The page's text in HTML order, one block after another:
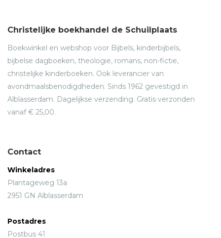
Christelijke boekhandel de Schuilplaats
Boekwinkel en webshop voor Bijbels, kinderbijbels,
bijbelse dagboeken, theologie, romans, non-fictie,
christelijke kinderboeken. Ook leverancier van
avondmaalsbenodigdheden. Sinds 1962 gevestigd in
Alblasserdam. Dagelijkse verzending. Gratis verzonden
vanaf € 25,00.
Contact
Winkeladres
Plantageweg 13a
2951 GN Alblasserdam
Postadres
Postbus 41